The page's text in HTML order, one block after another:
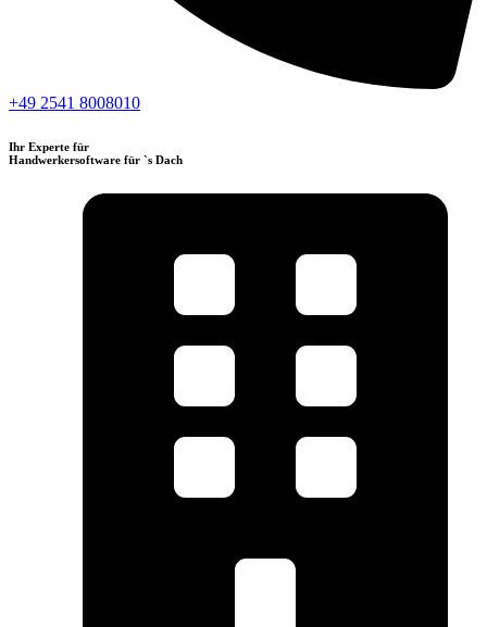
+49 2541 8008010
Ihr Experte für
Handwerkersoftware für `s Dach